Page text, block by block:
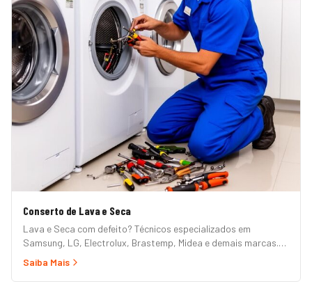
Conserto de Lava e Seca
Lava e Seca com defeito? Técnicos especializados em
Samsung, LG, Electrolux, Brastemp, Midea e demais marcas.
Erros de painel, não centrifuga, não seca, vazamento e mais.
Saiba Mais